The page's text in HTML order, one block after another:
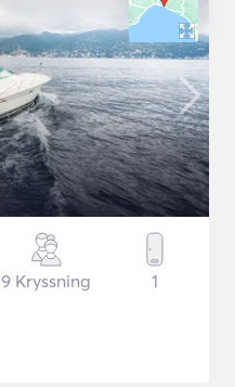
9 Kryssning 1